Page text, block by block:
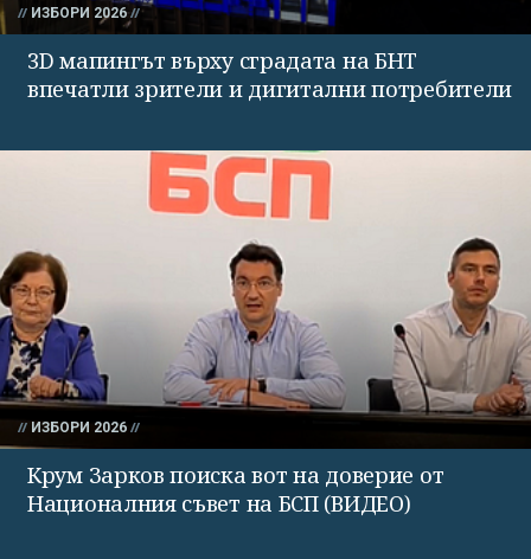
ИЗБОРИ 2026
3D мапингът върху сградата на БНТ
впечатли зрители и дигитални потребители
ИЗБОРИ 2026
Крум Зарков поиска вот на доверие от
Националния съвет на БСП (ВИДЕО)